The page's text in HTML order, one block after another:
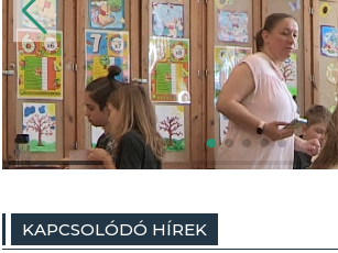
KAPCSOLÓDÓ HÍREK